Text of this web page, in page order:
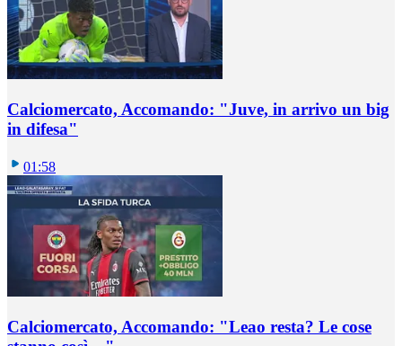
Calciomercato, Accomando: "Juve, in arrivo un big
in difesa"
01:58
Calciomercato, Accomando: "Leao resta? Le cose